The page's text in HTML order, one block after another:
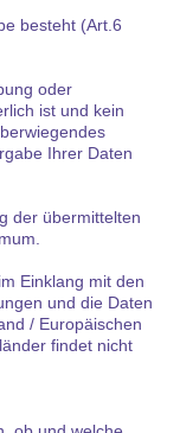
besteht (Art.6
oder
ist und kein
Ihrer Daten
der übermittelten
Einklang mit den
und die Daten
/ Europäischen
findet nicht